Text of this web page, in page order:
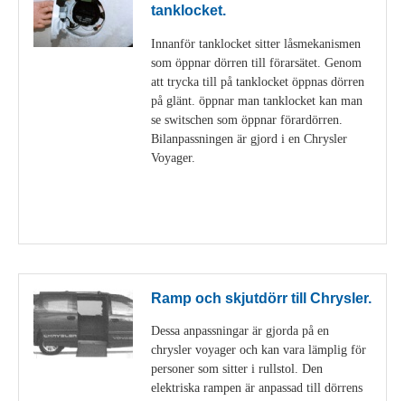
tanklocket.
Innanför tanklocket sitter låsmekanismen
som öppnar dörren till förarsätet. Genom
att trycka till på tanklocket öppnas dörren
på glänt. öppnar man tanklocket kan man
se switschen som öppnar förardörren.
Bilanpassningen är gjord i en Chrysler
Voyager.
Ramp och skjutdörr till Chrysler.
Dessa anpassningar är gjorda på en
chrysler voyager och kan vara lämplig för
personer som sitter i rullstol. Den
elektriska rampen är anpassad till dörrens